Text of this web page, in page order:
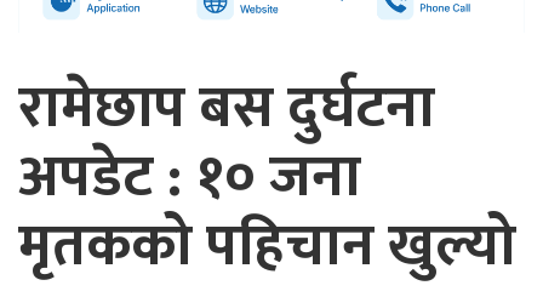
रामेछाप बस दुर्घटना
अपडेट : १० जना
मृतकको पहिचान खुल्यो